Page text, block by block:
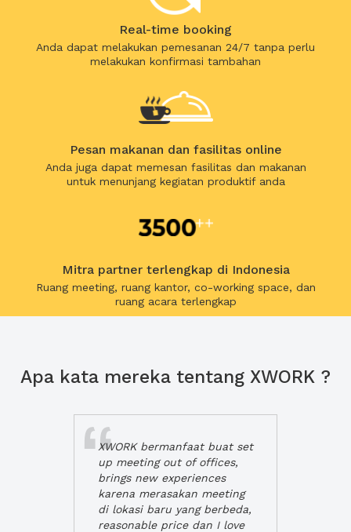
Real-time booking
Anda dapat melakukan pemesanan 24/7 tanpa perlu
melakukan konfirmasi tambahan
Pesan makanan dan fasilitas online
Anda juga dapat memesan fasilitas dan makanan
untuk menunjang kegiatan produktif anda
Mitra partner terlengkap di Indonesia
Ruang meeting, ruang kantor, co-working space, dan
ruang acara terlengkap
Apa kata mereka tentang XWORK ?
XWORK bermanfaat buat set
up meeting out of offices,
brings new experiences
karena merasakan meeting
di lokasi baru yang berbeda,
reasonable price dan I love